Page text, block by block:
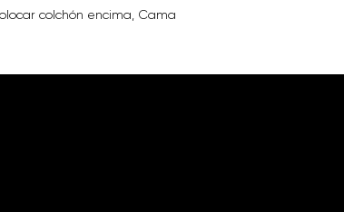
colchón encima, Cama